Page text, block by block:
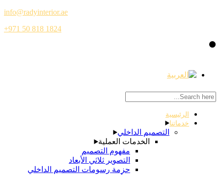
info@radyinterior.ae
+971 50 818 1824
الرئيسية
خدماتنا
التصميم الداخلي
الخدمات العملية
مفهوم التصميم
التصوير ثلاثي الأبعاد
حزمة رسومات التصميم الداخلي